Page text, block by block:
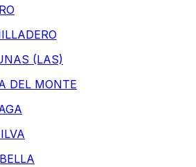
(LAS)
DEL MONTE